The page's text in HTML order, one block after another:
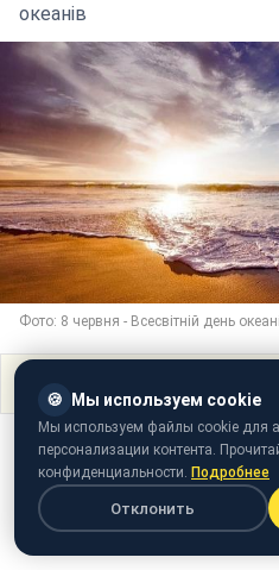
океанів
Фото: 8 червня - Всесвітній день
🍪 Мы используем cookie
Мы используем файлы cookie для
персонализации контента.
конфиденциальности. Подробнее
Отклонить